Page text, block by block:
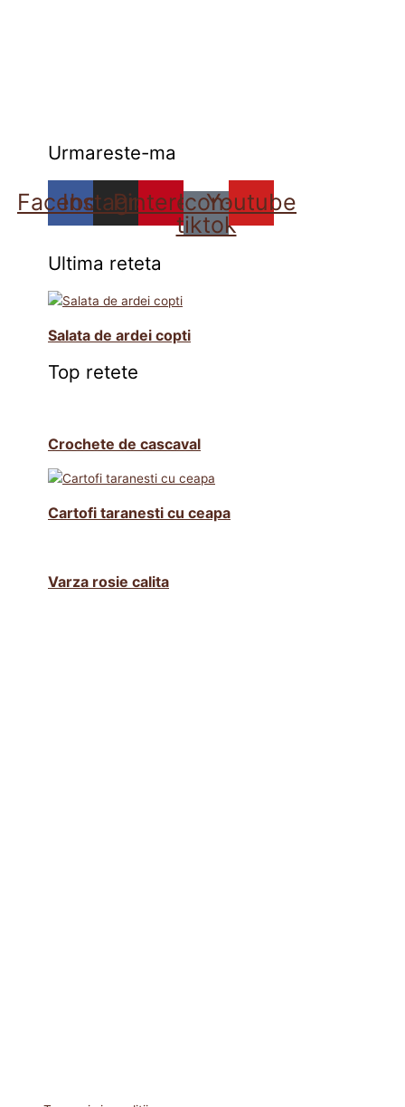
Urmareste-ma
Facebook
Instagram
Pinterest
Icon-
tiktok
Youtube
Ultima reteta
Salata de ardei copti
Top retete
Crochete de cascaval
Cartofi taranesti cu ceapa
Varza rosie calita